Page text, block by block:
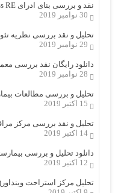
نقد و بررسی بنای ادرای swiss RE لندن-نورمن فاستر
30 نوامبر 2019
تحلیل و نقد بررسی نظریه
29 نوامبر 2019
دانلود رایگان نقد بررسی
28 نوامبر 2019
تحلیل و بررسی مطالعات
15 اکتبر 2019
تحلیل و نقد بررسی مرکز
14 اکتبر 2019
دانلود تحلیل و بررسی
12 اکتبر 2019
تحلیل مرکز استراحت